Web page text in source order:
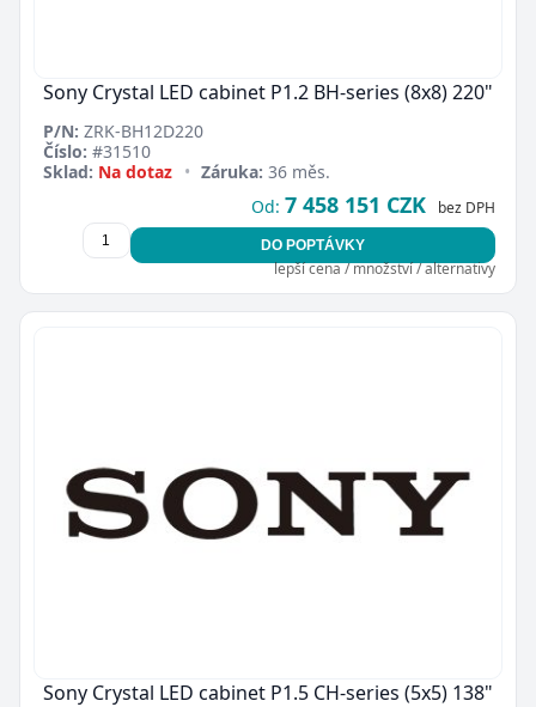
Sony Crystal LED cabinet P1.2 BH-series (8x8) 220"
P/N: ZRK-BH12D220
Číslo: #31510
Sklad: Na dotaz • Záruka: 36 měs.
Od: 7 458 151 CZK bez DPH
DO POPTÁVKY
lepší cena / množství / alternativy
Sony Crystal LED cabinet P1.5 CH-series (5x5) 138"